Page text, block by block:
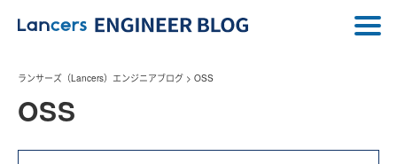
ランサーズ（Lancers）エンジニアブログ > OSS
OSS